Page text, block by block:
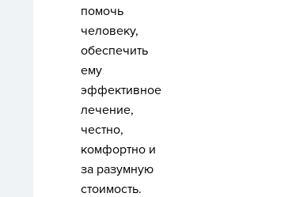
помочь
человеку,
обеспечить
ему
эффективное
лечение,
честно,
комфортно и
за разумную
стоимость.